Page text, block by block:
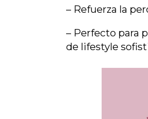
– Refuerza la
– Perfecto para
de lifestyle